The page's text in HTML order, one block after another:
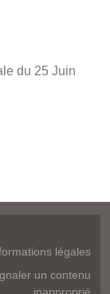
du 25 Juin
légales
un contenu